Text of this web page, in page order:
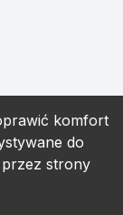
komfort
do
przez strony